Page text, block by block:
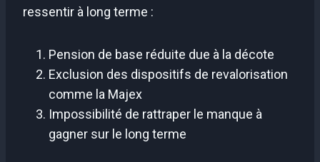
ressentir à long terme :
Pension de base réduite due à la décote
Exclusion des dispositifs de revalorisation
comme la Majex
Impossibilité de rattraper le manque à
gagner sur le long terme